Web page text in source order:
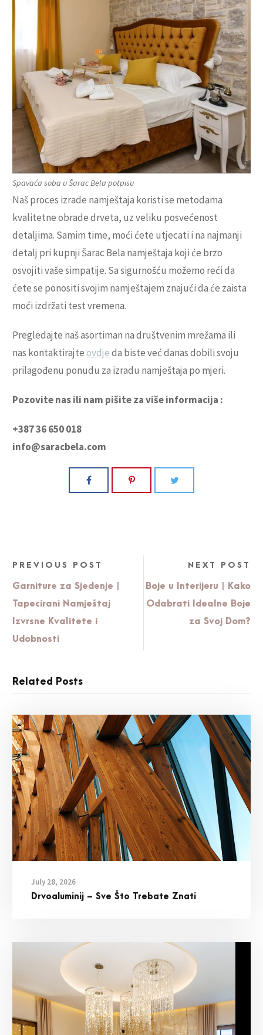
Spavaća soba u Šarac Bela potpisu
Naš proces izrade namještaja koristi se metodama
kvalitetne obrade drveta, uz veliku posvećenost
detaljima. Samim time, moći ćete utjecati i na najmanji
detalj pri kupnji Šarac Bela namještaja koji će brzo
osvojiti vaše simpatije. Sa sigurnošću možemo reći da
ćete se ponositi svojim namještajem znajući da će zaista
moći izdržati test vremena.
Pregledajte naš asortiman na društvenim mrežama ili
nas kontaktirajteovdjeda biste već danas dobili svoju
prilagođenu ponudu za izradu namještaja po mjeri.
Pozovite nas ili nam pišite za više informacija :
+387 36 650 018
info@saracbela.com
PREVIOUS POST
Garniture za Sjedenje |
Tapecirani Namještaj
Izvrsne Kvalitete i
Udobnosti
NEXT POST
Boje u Interijeru | Kako
Odabrati Idealne Boje
za Svoj Dom?
Related Posts
July 28, 2026
Drvoaluminij – Sve Što Trebate Znati